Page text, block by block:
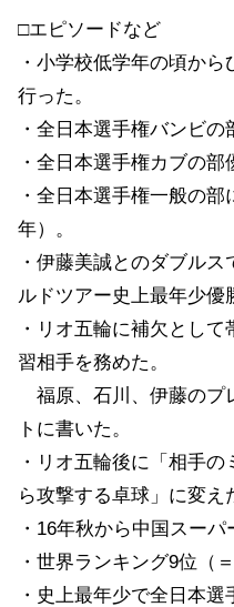
□エピソードなど
・小学校低学年の頃か
行った。
・全日本選手権バンビの
・全日本選手権カブの部
・全日本選手権一般の
年）。
・伊藤美誠とのダブル
ルドツアー史上最年少優
・リオ五輪に補欠とし
習相手を務めた。
福原、石川、伊藤のプ
トに書いた。
・リオ五輪後に「相手
ら攻撃する卓球」に変え
・16年秋から中国スーパ
・世界ランキング9位（
・史上最年少で全日本選